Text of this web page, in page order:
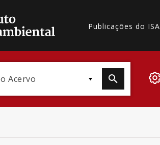
Publicações do ISA
Acervo